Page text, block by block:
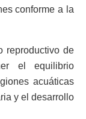
conforme a la
reproductivo de
el equilibrio
acuáticas
y el desarrollo